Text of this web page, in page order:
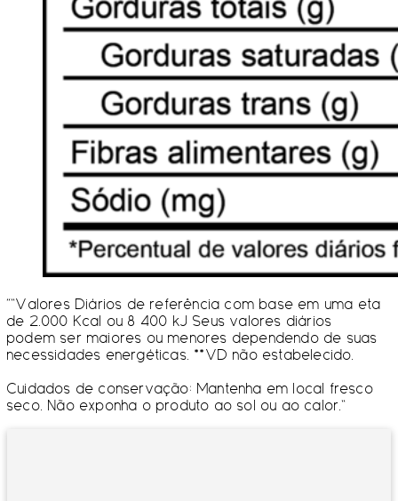
“”Valores Diários de referência com base em uma eta
de 2.000 Kcal ou 8 400 kJ Seus valores diários
podem ser maiores ou menores dependendo de suas
necessidades energéticas. **VD não estabelecido.
Cuidados de conservação: Mantenha em local fresco
seco. Não exponha o produto ao sol ou ao calor.”